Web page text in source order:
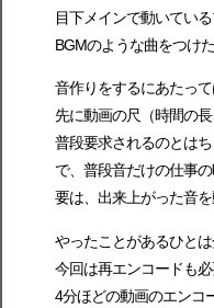
目下メインで動いてい
BGMのような曲をつけ
音作りをするにあたっ
先に動画の尺（時間の
普段要求されるのとは
で、普段音だけの仕事
要は、出来上がった音を
やったことがあるひと
今回は再エンコードも必
4分ほどの動画のエンコ